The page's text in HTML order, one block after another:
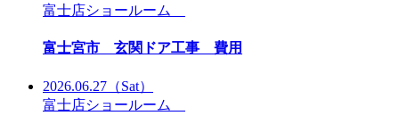
富士店ショールーム
富士宮市 玄関ドア工事 費用
2026.06.27 （Sat）
富士店ショールーム